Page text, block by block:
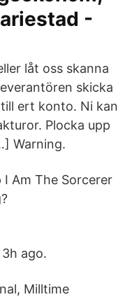
-
låt oss skanna
skicka
ert konto. Ni kan
Plocka upp
Warning.
I Am The Sorcerer
ago.
Milltime